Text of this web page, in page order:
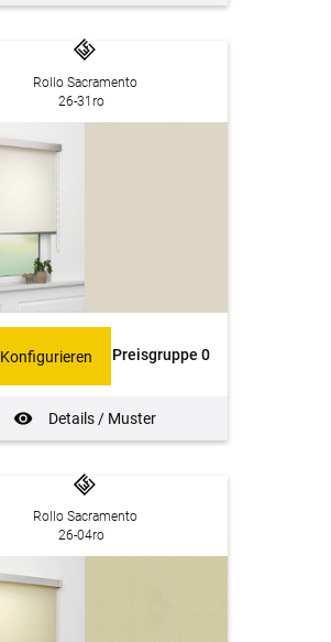
Rollo Sacramento
26-31ro
Preisgruppe 0
Details / Muster
Konfigurieren
Rollo Sacramento
26-04ro